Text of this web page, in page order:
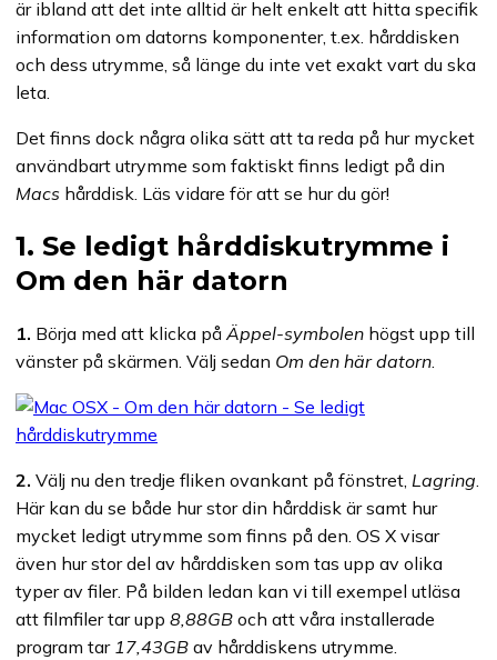
är ibland att det inte alltid är helt enkelt att hitta specifik
information om datorns komponenter, t.ex. hårddisken
och dess utrymme, så länge du inte vet exakt vart du ska
leta.
Det finns dock några olika sätt att ta reda på hur mycket
användbart utrymme som faktiskt finns ledigt på din
Macs hårddisk. Läs vidare för att se hur du gör!
1. Se ledigt hårddiskutrymme i
Om den här datorn
1. Börja med att klicka påÄppel-symbolen högst upp till
vänster på skärmen. Välj sedan Om den här datorn.
2. Välj nu den tredje fliken ovankant på fönstret, Lagring.
Här kan du se både hur stor din hårddisk är samt hur
mycket ledigt utrymme som finns på den. OS X visar
även hur stor del av hårddisken som tas upp av olika
typer av filer. På bilden ledan kan vi till exempel utläsa
att filmfiler tar upp 8,88GB och att våra installerade
program tar 17,43GB av hårddiskens utrymme.